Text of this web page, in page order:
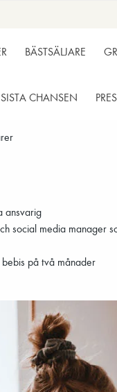
BÄSTSÄLJARE
SISTA CHANSEN
ansvarig
social media manager
på två månader